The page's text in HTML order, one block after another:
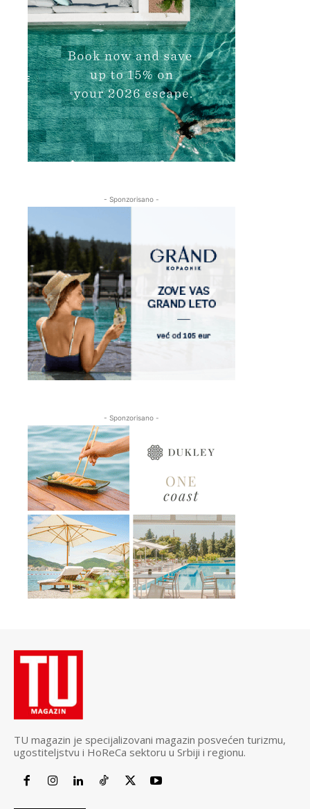
- Sponzorisano -
- Sponzorisano -
TU magazin je specijalizovani magazin posvećen turizmu,
ugostiteljstvu i HoReCa sektoru u Srbiji i regionu.